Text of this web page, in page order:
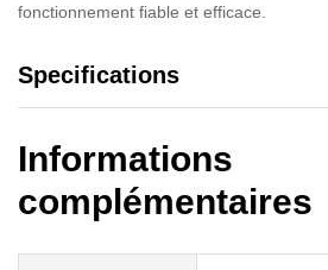
fonctionnement fiable et efficace.
Specifications
Informations
complémentaires